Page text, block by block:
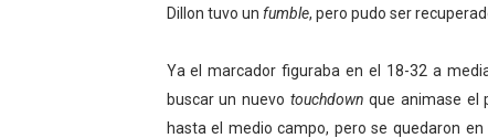
Dillon tuvo un fumble, pero pudo ser
Ya el marcador figuraba en el 18-32 a
buscar un nuevo touchdown que animase el
hasta el medio campo, pero se quedaron